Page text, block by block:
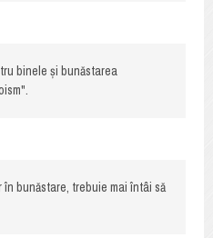
binele și bunăstarea
bunăstare, trebuie mai întâi să